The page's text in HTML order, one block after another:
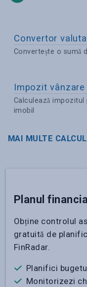
Convertor
Convertește o sumă
Impozit vânzare
Calculează
imobil
MAI MULTE
Planul
Obține controlul
gratuită de
FinRadar.
Planifici
Monitorizezi